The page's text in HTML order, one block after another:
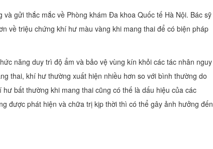
gửi thắc mắc về Phòng khám Đa khoa Quốc tế Hà Nội. Bác sỹ
về triệu chứng khí hư màu vàng khi mang thai để có biện pháp
năng duy trì độ ẩm và bảo vệ vùng kín khỏi các tác nhân nguy
thai, khí hư thường xuất hiện nhiều hơn so với bình thường do
bất thường khi mang thai cũng có thế là dấu hiệu của các
được phát hiện và chữa trị kịp thời thì có thể gây ảnh hưởng đến